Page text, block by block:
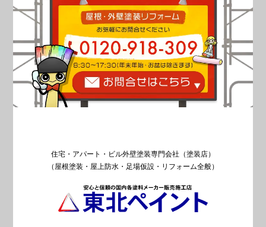
住宅・アパート・ビル外壁塗装専門会社（塗装店）
（屋根塗装・屋上防水・足場仮設・リフォーム全般）